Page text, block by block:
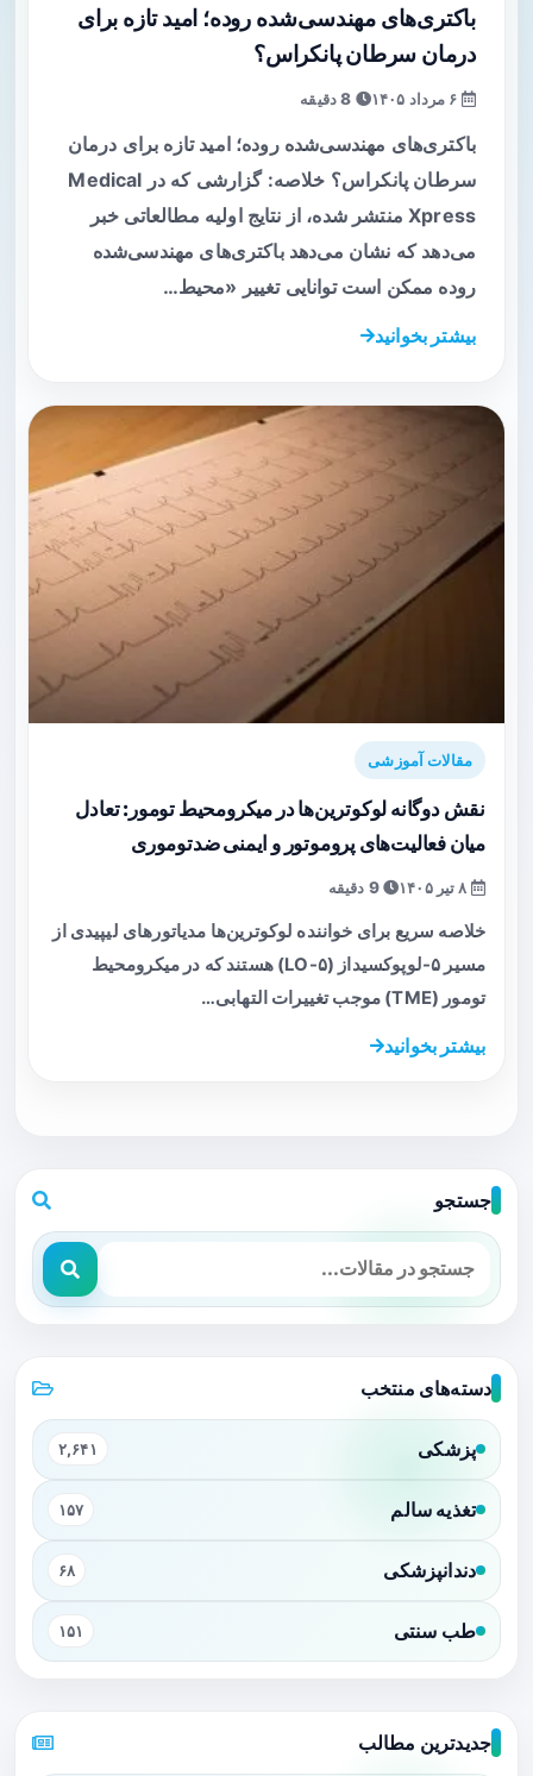
باکتری‌های مهندسی‌شده روده؛ امید تازه برای
درمان سرطان پانکراس؟
باکتری‌های مهندسی‌شده روده؛ امید تازه برای درمان
سرطان پانکراس؟ خلاصه: گزارشی که در Medical
Xpress منتشر شده، از نتایج اولیه مطالعاتی خبر
می‌دهد که نشان می‌دهد باکتری‌های مهندسی‌شده
روده ممکن است توانایی تغییر «محیط…
بیشتر بخوانید
مقالات آموزشی
نقش دوگانه لوکوترین‌ها در میکرومحیط تومور: تعادل
میان فعالیت‌های پروموتور و ایمنی ضدتوموری
9 دقیقه
خلاصه سریع برای خواننده لوکوترین‌ها مدیا‌تورهای لیپیدی از
مسیر ۵-لوپوکسیداز (۵-LO) هستند که در میکرومحیط
تومور (TME) موجب تغییرات التهابی…
بیشتر بخوانید
جستجو
دسته‌های منتخب
پزشکی ۲,۶۴۱
تغذیه سالم ۱۵۷
دندانپزشکی ۶۸
طب سنتی ۱۵۱
جدیدترین مطالب